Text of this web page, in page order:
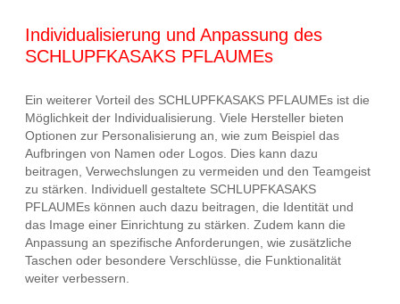
Individualisierung und Anpassung des
SCHLUPFKASAKS PFLAUMEs
Ein weiterer Vorteil des SCHLUPFKASAKS PFLAUMEs ist die
Möglichkeit der Individualisierung. Viele Hersteller bieten
Optionen zur Personalisierung an, wie zum Beispiel das
Aufbringen von Namen oder Logos. Dies kann dazu
beitragen, Verwechslungen zu vermeiden und den Teamgeist
zu stärken. Individuell gestaltete SCHLUPFKASAKS
PFLAUMEs können auch dazu beitragen, die Identität und
das Image einer Einrichtung zu stärken. Zudem kann die
Anpassung an spezifische Anforderungen, wie zusätzliche
Taschen oder besondere Verschlüsse, die Funktionalität
weiter verbessern.